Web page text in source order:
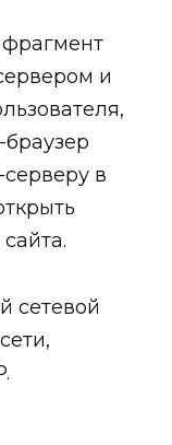
и
в
сетевой